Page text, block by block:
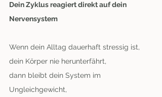
Dein Zyklus reagiert direkt auf dein
Nervensystem
Wenn dein Alltag dauerhaft stressig ist,
dein Körper nie herunterfährt,
dann bleibt dein System im
Ungleichgewicht,